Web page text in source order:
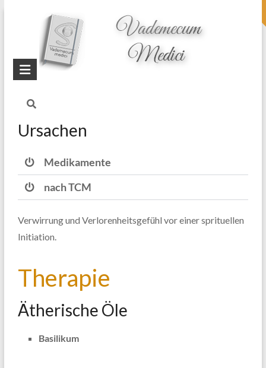
topheader
Startseite
Blog
Gedächtnisstörungen
Ursachen
Medikamente
nach TCM
Verwirrung und Verlorenheitsgefühl vor einer sprituellen
Initiation.
Therapie
Ätherische Öle
Basilikum